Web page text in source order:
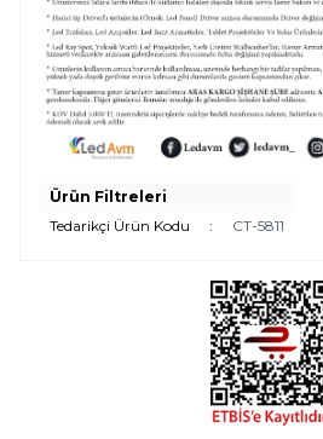
Ürün Filtreleri
Tedarikçi Ürün Kodu
: CT-5811